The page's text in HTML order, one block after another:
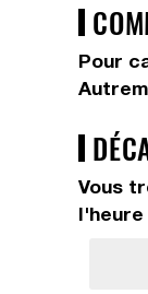
Pour
Vous
l'heure